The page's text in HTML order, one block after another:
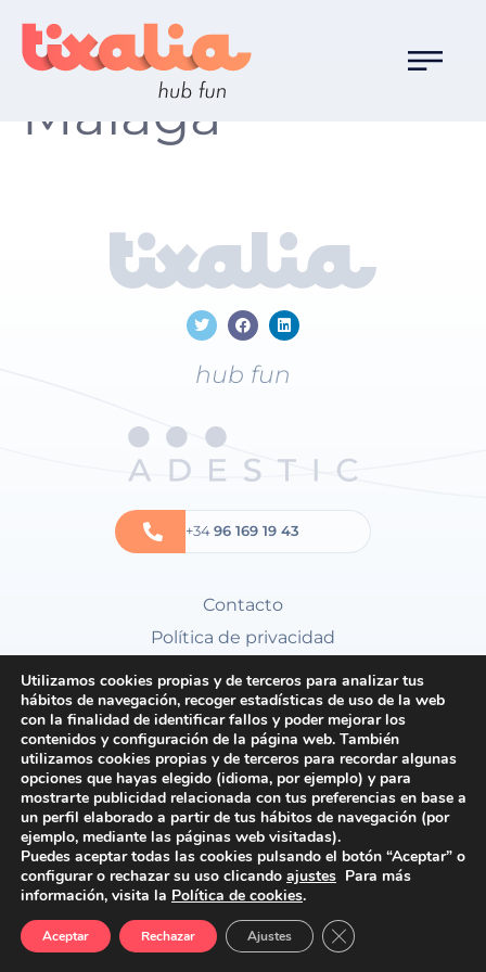
Localización:
Málaga
hub fun
+3496 169 19 43
Contacto
Política de privacidad
Condiciones generales
Utilizamos cookies propias y de terceros para analizar tus
hábitos de navegación, recoger estadísticas de uso de la web
con la finalidad de identificar fallos y poder mejorar los
contenidos y configuración de la página web. También
utilizamos cookies propias y de terceros para recordar algunas
opciones que hayas elegido (idioma, por ejemplo) y para
mostrarte publicidad relacionada con tus preferencias en base a
un perfil elaborado a partir de tus hábitos de navegación (por
ejemplo, mediante las páginas web visitadas).
Puedes aceptar todas las cookies pulsando el botón “Aceptar” o
configurar o rechazar su uso clicando ajustes Para más
información, visita la Política de cookies.
Aceptar Rechazar Ajustes Cerrar el banner de